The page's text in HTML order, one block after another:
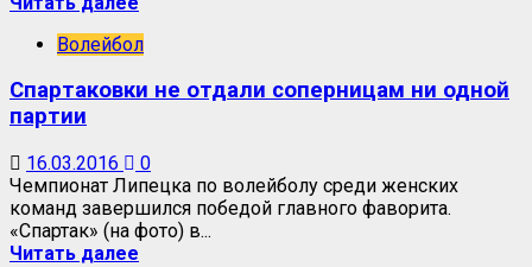
Волейбол
Спартаковки не отдали соперницам ни одной
партии
16.03.2016
0
Чемпионат Липецка по волейболу среди женских
команд завершился победой главного фаворита.
«Спартак» (на фото) в...
Читать далее